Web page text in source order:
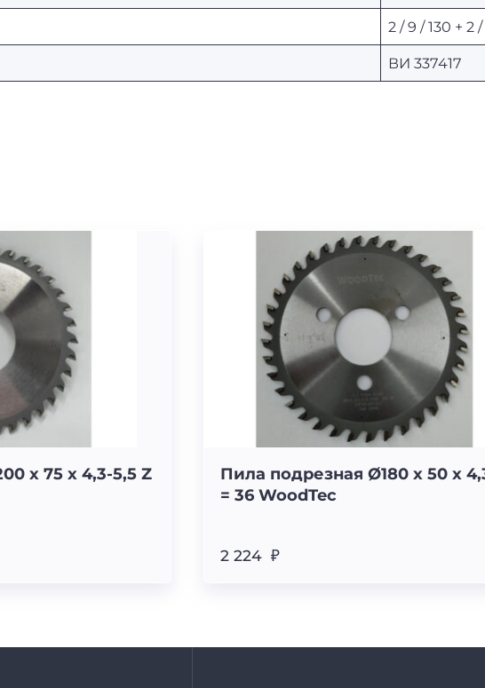
2 / 9 / 130 + 2 /
ВИ 337417
х 75 х 4,3-5,5 Z
Пила подрезная Ø180 х 50 х
= 36 WoodTec
2 224 ₽